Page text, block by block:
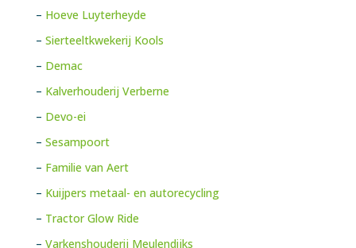
– Hoeve Luyterheyde
– Sierteeltkwekerij Kools
– Demac
– Kalverhouderij Verberne
– Devo-ei
– Sesampoort
– Familie van Aert
– Kuijpers metaal- en autorecycling
– Tractor Glow Ride
– Varkenshouderij Meulendijks